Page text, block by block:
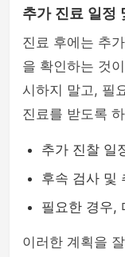
추가 진료 일정
진료 후에는 추
을 확인하는 것
시하지 말고, 필
진료를 받도록
추가 진찰 일
후속 검사 및
필요한 경우,
이러한 계획을